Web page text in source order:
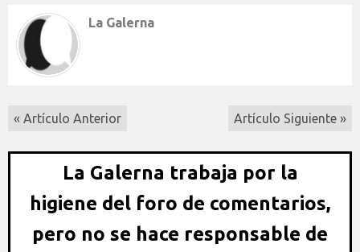
La Galerna
« Artículo Anterior Artículo Siguiente »
La Galerna trabaja por la
higiene del foro de comentarios,
pero no se hace responsable de